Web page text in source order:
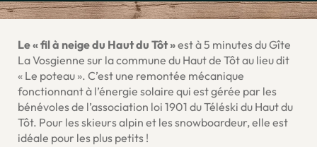
Le « fil à neige du Haut du Tôt »est à 5 minutes du Gîte
La Vosgienne sur la commune du Haut de Tôt au lieu dit
« Le poteau ». C’est une remontée mécanique
fonctionnant à l’énergie solaire qui est gérée par les
bénévoles de l’association loi 1901 du Téléski du Haut du
Tôt. Pour les skieurs alpin et les snowboardeur, elle est
idéale pour les plus petits !